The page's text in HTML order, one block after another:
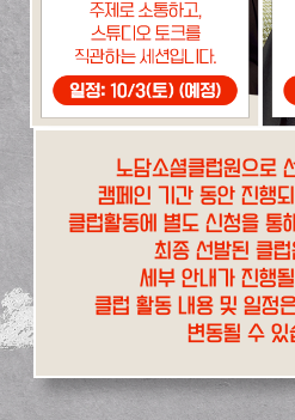
노담소셜클럽원으로
캠페인 기간 동안 진행
클럽활동에 별도 신청을 통
최종 선발된 클
세부 안내가 진행
클럽 활동 내용 및 일정
변동될 수 있